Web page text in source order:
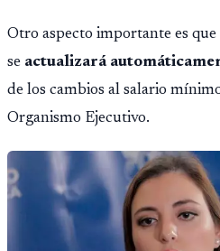
Otro aspecto importante es
se actualizará
de los cambios al salario
Organismo Ejecutivo.